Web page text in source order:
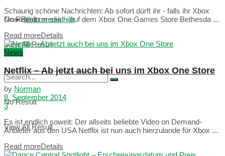
No Result
View All Result
Xboxmedia hilft
No Result
View All Result
Schaurig schöne Nachrichten: Ab sofort dürft ihr - falls ihr Xbox
One-Besitzer seid - auf dem Xbox One Games Store Bethesda ...
Read moreDetails
News
Netflix – Ab jetzt auch bei uns im Xbox One Store
by Norman
8. September 2014
3
Es ist endlich soweit: Der allseits beliebte Video on Demand-
Anbieter aus den USA Netflix ist nun auch hierzulande für Xbox ...
Read moreDetails